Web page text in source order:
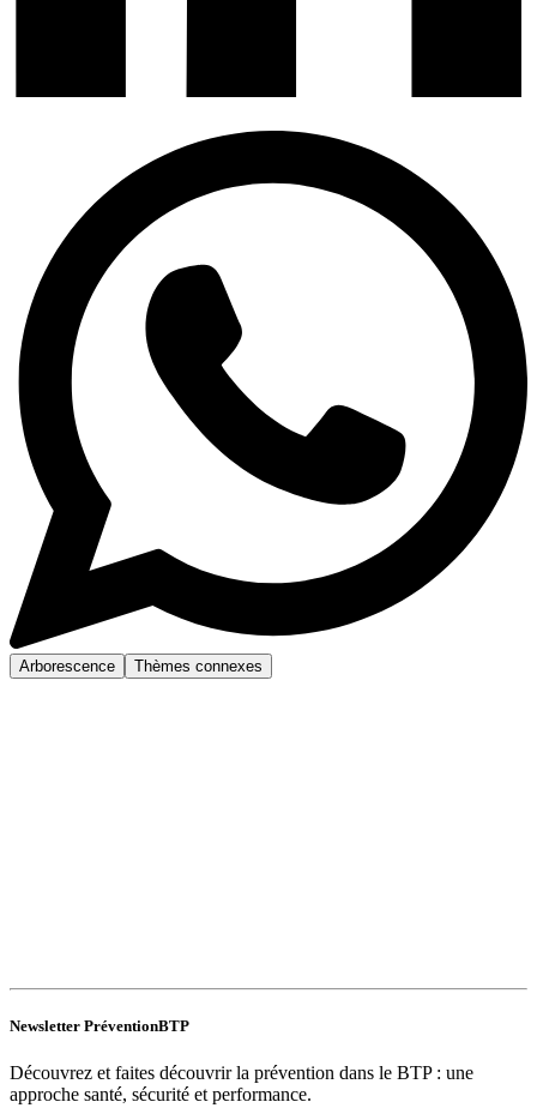
Arborescence Thèmes connexes
Newsletter PréventionBTP
Découvrez et faites découvrir la prévention dans le BTP : une
approche santé, sécurité et performance.